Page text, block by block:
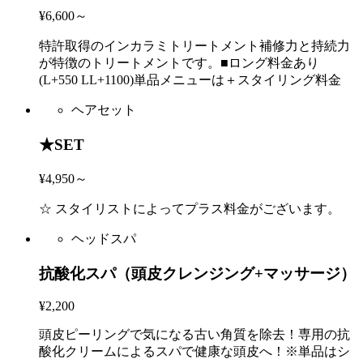
¥6,600～
特許取得のインカラミトリートメント補修力と持続力
が特徴のトリートメントです。■ロング料金あり
(L+550 LL+1100)単品メニューは＋スタイリング料金
ヘアセット
★SET
¥4,950～
☆ スタイリストによってプラス料金がございます。
ヘッドスパ
抗酸化スパ（頭皮クレンジング+マッサージ）
¥2,200
頭皮ピーリングで気になる古い角質を除去！専用の抗
酸化クリームによるスパで健康な頭皮へ！※単品はシ